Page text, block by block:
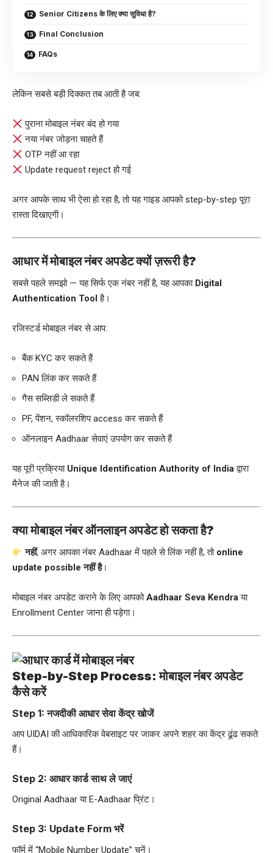
Senior Citizens के लिए क्या सुविधा है?
Final Conclusion
FAQs
लेकिन सबसे बड़ी दिक्कत तब आती है जब:
पुराना मोबाइल नंबर बंद हो गया
नया नंबर जोड़ना चाहते हैं
OTP नहीं आ रहा
Update request reject हो गई
अगर आपके साथ भी ऐसा हो रहा है, तो यह गाइड आपको step-by-step पूरा
रास्ता दिखाएगी।
आधार में मोबाइल नंबर अपडेट क्यों ज़रूरी है?
सबसे पहले समझो — यह सिर्फ एक नंबर नहीं है, यह आपका Digital
Authentication Toolहै।
रजिस्टर्ड मोबाइल नंबर से आप:
बैंक KYC कर सकते हैं
PAN लिंक कर सकते हैं
गैस सब्सिडी ले सकते हैं
PF, पेंशन, स्कॉलरशिप access कर सकते हैं
ऑनलाइन Aadhaar सेवाएं उपयोग कर सकते हैं
यह पूरी प्रक्रिया Unique Identification Authority of Indiaद्वारा
मैनेज की जाती है।
क्या मोबाइल नंबर ऑनलाइन अपडेट हो सकता है?
नहीं, अगर आपका नंबर Aadhaar में पहले से लिंक नहीं है, तो online
update possible नहीं है।
मोबाइल नंबर अपडेट कराने के लिए आपकोAadhaar Seva Kendraया
Enrollment Center जाना ही पड़ेगा।
Step-by-Step Process: मोबाइल नंबर अपडेट
कैसे करें
Step 1: नजदीकी आधार सेवा केंद्र खोजें
आप UIDAI की आधिकारिक वेबसाइट पर जाकर अपने शहर का केंद्र ढूंढ सकते
हैं।
Step 2: आधार कार्ड साथ ले जाएं
Original Aadhaar या E-Aadhaar प्रिंट।
Step 3: Update Form भरें
फॉर्म में “Mobile Number Update” चुनें।